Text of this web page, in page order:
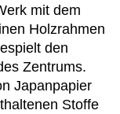
mit dem
Holzrahmen
den
Zentrums.
Japanpapier
Stoffe